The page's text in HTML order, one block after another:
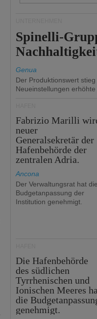
Spinelli-
Genua
Der Produktionswert
Neueinstellungen erhöhte
Fabrizio Marilli
neuer
Generalsekretär der
Hafenbehörde der
zentralen Adria.
Ancona
Der Verwaltungsrat hat die
Budgetanpassung der
Institution genehmigt.
Die Hafenbehörde
des südlichen
Tyrrhenischen und
Ionischen Meeres
die
genehmigt.